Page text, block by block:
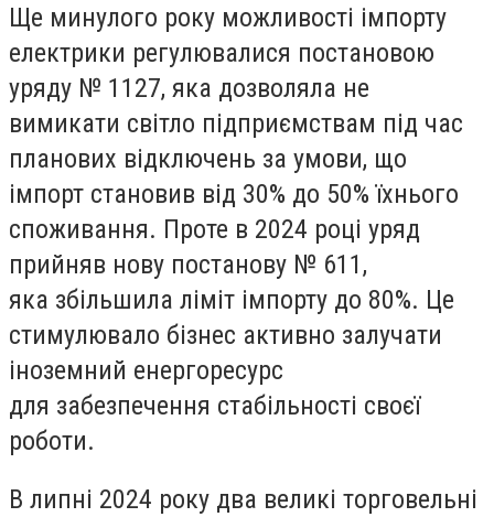
Ще минулого року можливості імпорту
електрики регулювалися постановою
уряду № 1127, яка дозволяла не
вимикати світло підприємствам під час
планових відключень за умови, що
імпорт становив від 30% до 50% їхнього
споживання. Проте в 2024 році уряд
прийняв нову постанову № 611,
яка збільшила ліміт імпорту до 80%. Це
стимулювало бізнес активно залучати
іноземний енергоресурс
для забезпечення стабільності своєї
роботи.
В липні 2024 року два великі торговельні